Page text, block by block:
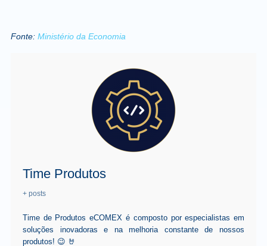
Fonte: Ministério da Economia
Time Produtos
+ posts
Time de Produtos eCOMEX é composto por especialistas em
soluções inovadoras e na melhoria constante de nossos
produtos! 😉 🤘